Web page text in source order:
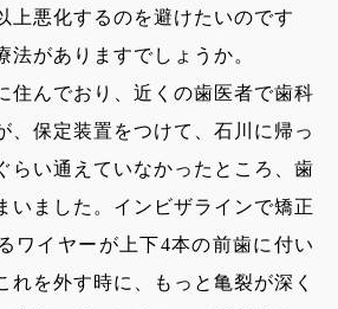
上悪化するのを避けたいのです
法がありますでしょうか。
住んでおり、近くの歯医者で歯科
、保定装置をつけて、石川に帰っ
らい通えていなかったところ、歯
いました。インビザラインで矯正
ワイヤーが上下4本の前歯に付い
れを外す時に、もっと亀裂が深く